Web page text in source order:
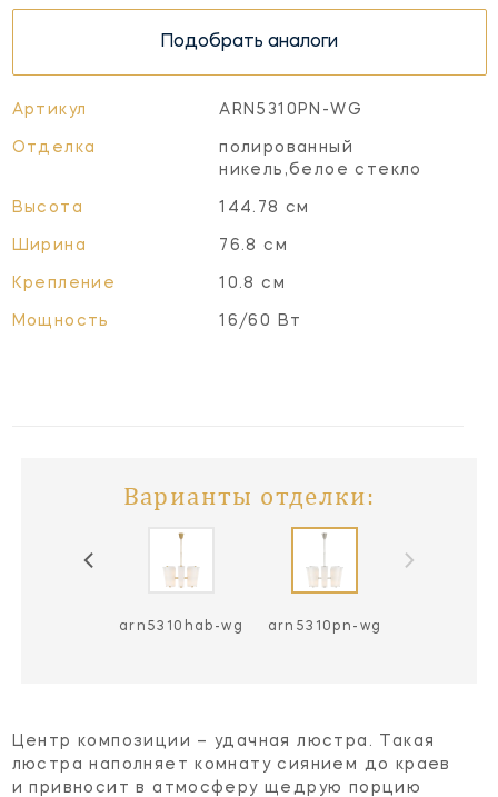
Подобрать аналоги
Артикул ARN5310PN-WG
Отделка
полированный
никель,белое стекло
Высота 144.78 см
Ширина 76.8 см
Крепление 10.8 см
Мощность 16/60 Вт
Варианты отделки:
arn5310hab-wg arn5310pn-wg
Центр композиции – удачная люстра. Такая
люстра наполняет комнату сиянием до краев
и привносит в атмосферу щедрую порцию